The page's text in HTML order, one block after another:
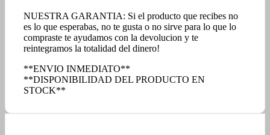
NUESTRA GARANTIA: Si el producto que recibes no
es lo que esperabas, no te gusta o no sirve para lo que lo
compraste te ayudamos con la devolucion y te
reintegramos la totalidad del dinero!
**ENVIO INMEDIATO**
**DISPONIBILIDAD DEL PRODUCTO EN
STOCK**